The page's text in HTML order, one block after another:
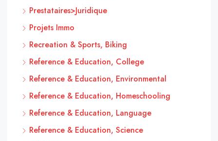
Prestataires>Juridique
Projets Immo
Recreation & Sports, Biking
Reference & Education, College
Reference & Education, Environmental
Reference & Education, Homeschooling
Reference & Education, Language
Reference & Education, Science